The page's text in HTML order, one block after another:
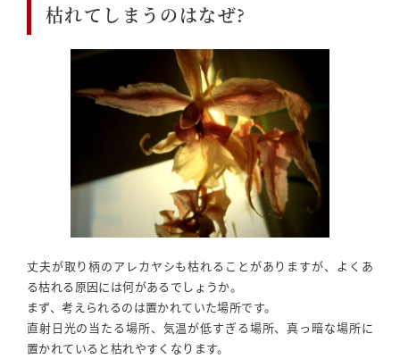
枯れてしまうのはなぜ?
丈夫が取り柄のアレカヤシも枯れることがありますが、よくあ
る枯れる原因には何があるでしょうか。
まず、考えられるのは置かれていた場所です。
直射日光の当たる場所、気温が低すぎる場所、真っ暗な場所に
置かれていると枯れやすくなります。